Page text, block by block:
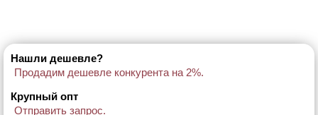
Нашли дешевле?
Продадим дешевле конкурента на 2%.
Крупный опт
Отправить запрос.